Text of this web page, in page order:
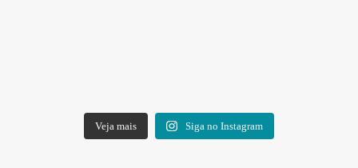
Veja mais Siga no Instagram